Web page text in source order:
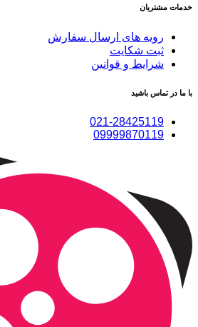
خدمات مشتریان
رویه های ارسال سفارش
ثبت شکایت
شرایط و قوانین
با ما در تماس باشید
021-28425119
09999870119